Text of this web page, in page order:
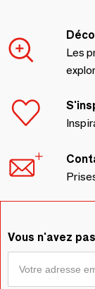
Les
Vous n'avez